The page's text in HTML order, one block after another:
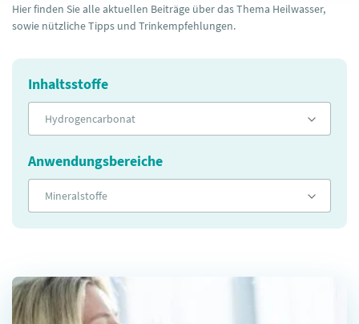
Hier finden Sie alle aktuellen Beiträge über das Thema Heilwasser,
sowie nützliche Tipps und Trinkempfehlungen.
Inhaltsstoffe
Hydrogencarbonat
Anwendungsbereiche
Mineralstoffe